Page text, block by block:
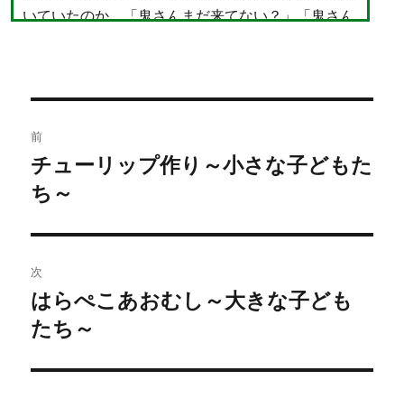
いていたのか、「鬼さんまだ来てない？」「鬼さん
と言っている子どもたちも…
格好良くしていたら鬼さんは近づいてこないと思っ
午前中は慣らすために、可愛いペットボトル鬼さん
での練習をしましたよ！
ペットボトルに貼り付けた可愛い鬼の的や、風船で
作った鬼の的に向かって「鬼は外」と言いながらカ
稿
ナ
ビ
ゲ
ー
シ
前
過
去
投
稿:
チューリップ作り～小さな子どもた
ち～
次
次
の
稿:
はらぺこあおむし～大きな子ども
たち～